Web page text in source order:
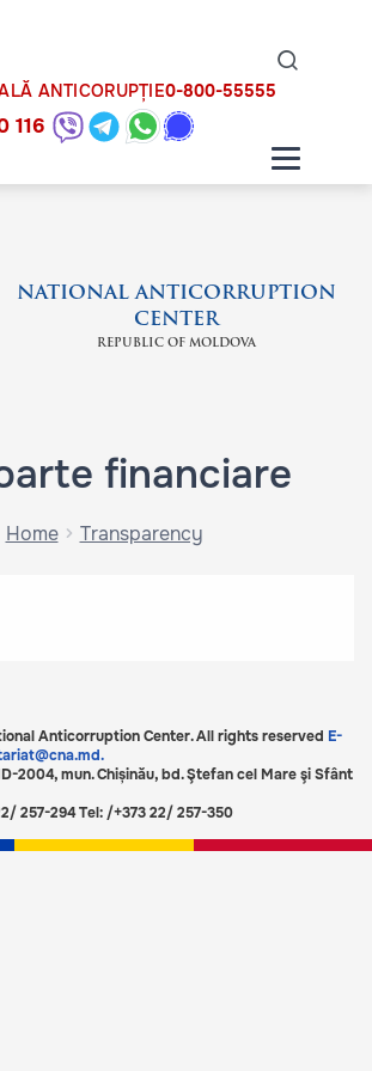
ANTICORUPȚIE0-800-55555
116
NATIONAL ANTICORRUPTION
CENTER
REPUBLIC OF MOLDOVA
financiare
Home Transparency
Anticorruption Center. All rights reserved E-
2004, mun. Chișinău, bd. Ştefan cel Mare şi Sfânt
257-294 Tel: /+373 22/ 257-350